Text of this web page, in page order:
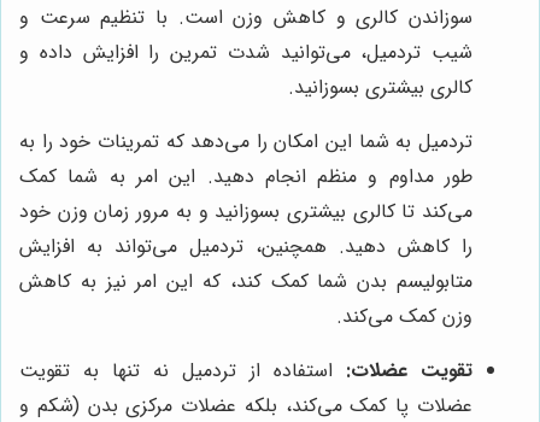
سوزاندن کالری و کاهش وزن است. با تنظیم سرعت و
شیب تردمیل، می‌توانید شدت تمرین را افزایش داده و
کالری بیشتری بسوزانید.
تردمیل به شما این امکان را می‌دهد که تمرینات خود را به
طور مداوم و منظم انجام دهید. این امر به شما کمک
می‌کند تا کالری بیشتری بسوزانید و به مرور زمان وزن خود
را کاهش دهید. همچنین، تردمیل می‌تواند به افزایش
متابولیسم بدن شما کمک کند، که این امر نیز به کاهش
وزن کمک می‌کند.
تقویت عضلات: استفاده از تردمیل نه تنها به تقویت
عضلات پا کمک می‌کند، بلکه عضلات مرکزی بدن (شکم و